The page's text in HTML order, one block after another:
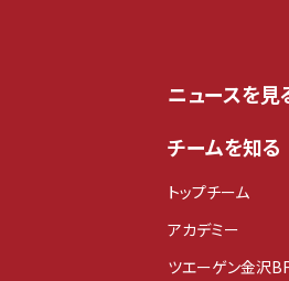
ニュースを見
チームを知る
トップチーム
アカデミー
ツエーゲン金沢